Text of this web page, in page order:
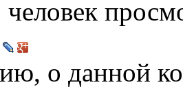
человек
о данной